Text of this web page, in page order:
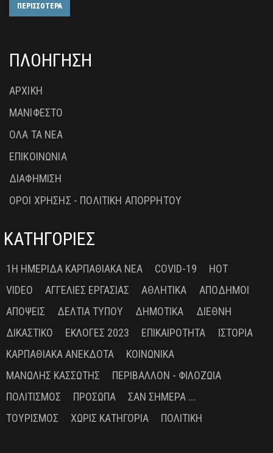
ΠΕΡΙΣΣΟΤΕΡΑ
ΠΛΟΗΓΗΣΗ
ΑΡΧΙΚΗ
ΜΑΝΙΦΕΣΤΟ
ΟΛΑ ΤΑ ΝΕΑ
ΕΠΙΚΟΙΝΩΝΙΑ
ΔΙΑΦΗΜΙΣΗ
ΟΡΟΙ ΧΡΗΣΗΣ - ΠΟΛΙΤΙΚΗ ΑΠΟΡΡΗΤΟΥ
ΚΑΤΗΓΟΡΙΕΣ
1Η ΗΜΕΡΊΔΑ ΚΑΡΠΑΘΙΑΚΆ ΝΈΑ COVID-19
HOT
VIDEO
ΑΓΓΕΛΊΕΣ ΕΡΓΑΣΊΑΣ ΑΘΛΗΤΙΚΆ
ΑΠΌΔΗΜΟΙ
ΑΠΌΨΕΙΣ
ΔΕΛΤΊΑ ΤΎΠΟΥ ΔΗΜΟΤΙΚΆ
ΔΙΕΘΝΉ
ΔΙΚΑΣΤΙΚΌ
ΕΚΛΟΓΈΣ 2023 ΕΠΙΚΑΙΡΌΤΗΤΑ
ΙΣΤΟΡΊΑ
ΚΑΡΠΑΘΙΑΚΆ ΑΝΈΚΔΟΤΑ
ΚΟΙΝΩΝΙΚΆ
ΜΑΝΏΛΗΣ ΚΑΣΣΏΤΗΣ
ΠΕΡΙΒΆΛΛΟΝ - ΦΙΛΟΖΩΊΑ
ΠΟΛΙΤΙΣΜΌΣ
ΠΡΌΣΩΠΑ
ΣΑΝ ΣΉΜΕΡΑ ...
ΤΟΥΡΙΣΜΌΣ
ΧΩΡΊΣ ΚΑΤΗΓΟΡΊΑ ΠΟΛΙΤΙΚΉ